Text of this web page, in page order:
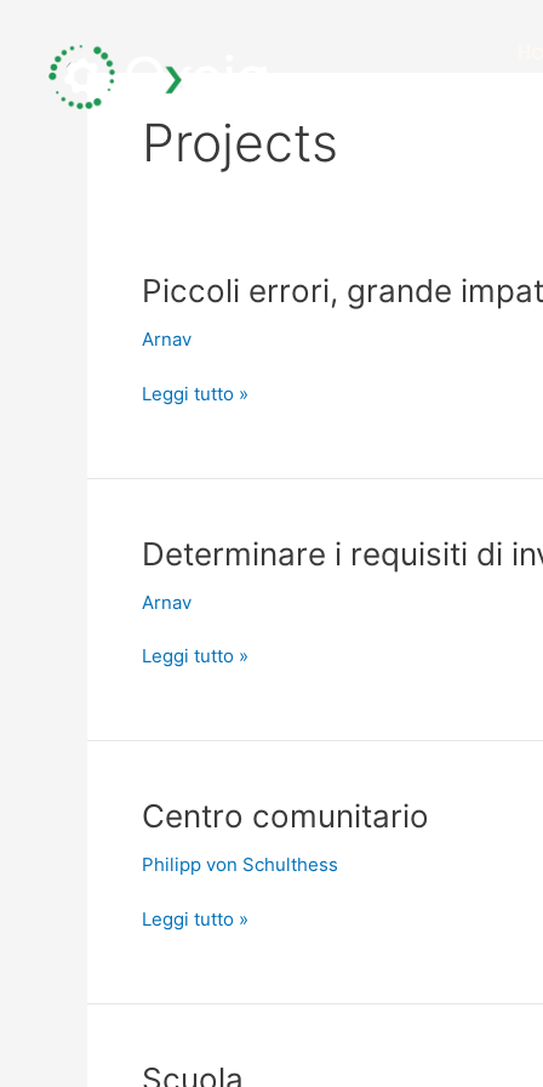
contenuto
Projects
Piccoli errori, grande
Arnav
Piccoli
grande
Leggi tutto »
Determinare i requisiti di
Arnav
Determinare
requisiti
investimento
Leggi tutto »
Centro comunitario
Philipp von Schulthess
Centro
Leggi tutto »
Scuola
Scuola